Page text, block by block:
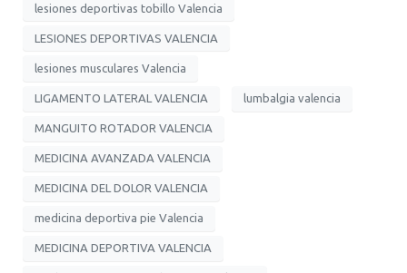
lesiones deportivas tobillo Valencia
LESIONES DEPORTIVAS VALENCIA
lesiones musculares Valencia
LIGAMENTO LATERAL VALENCIA lumbalgia valencia
MANGUITO ROTADOR VALENCIA
MEDICINA AVANZADA VALENCIA
MEDICINA DEL DOLOR VALENCIA
medicina deportiva pie Valencia
MEDICINA DEPORTIVA VALENCIA